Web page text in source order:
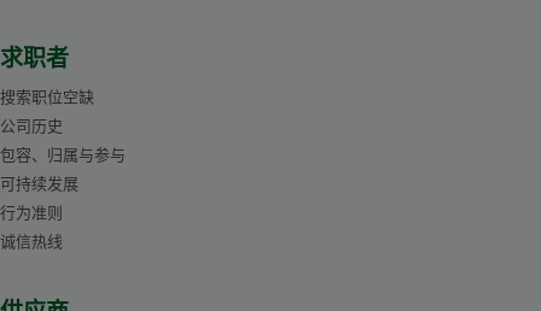
求职者
搜索职位空缺
公司历史
包容、归属与参与
可持续发展
行为准则
诚信热线